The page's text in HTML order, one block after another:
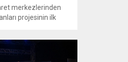
merkezlerinden
projesinin ilk
en trend
buluşturulması